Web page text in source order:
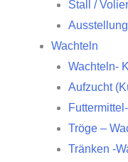
Stall /
Wachteln
Wachteln-
Aufzucht
Tröge –
Tränken -